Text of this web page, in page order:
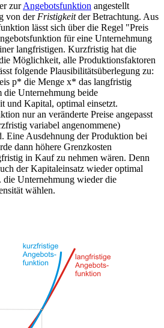
zurAngebotsfunktion angestellt
von der Fristigkeitder Betrachtung. Aus
lässt sich über die Regel "Preis
für eine Unternehmung
langfristigen. Kurzfristig hat die
Möglichkeit, alle Produktionsfaktoren
folgende Plausibilitätsüberlegung zu:
p* die Menge x* das langfristig
die Unternehmung beide
und Kapital, optimal einsetzt.
nur an veränderte Preise angepasst
variabel angenommene)
Eine Ausdehnung der Produktion bei
dann höhere Grenzkosten
in Kauf zu nehmen wären. Denn
der Kapitaleinsatz wieder optimal
die Unternehmung wieder die
wählen.